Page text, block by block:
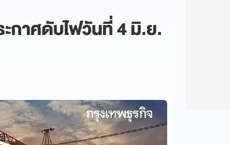
กาศดับไฟวันที่ 4 มิ.ย.